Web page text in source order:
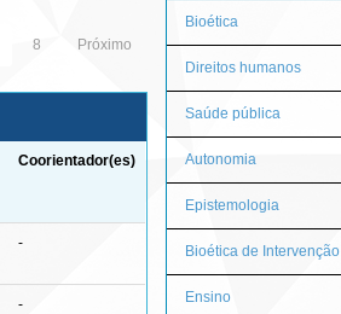
8 Próximo
Coorientador(es)
-
-
Bioética
Direitos humanos
Saúde pública
Autonomia
Epistemologia
Bioética de Intervenção
Ensino